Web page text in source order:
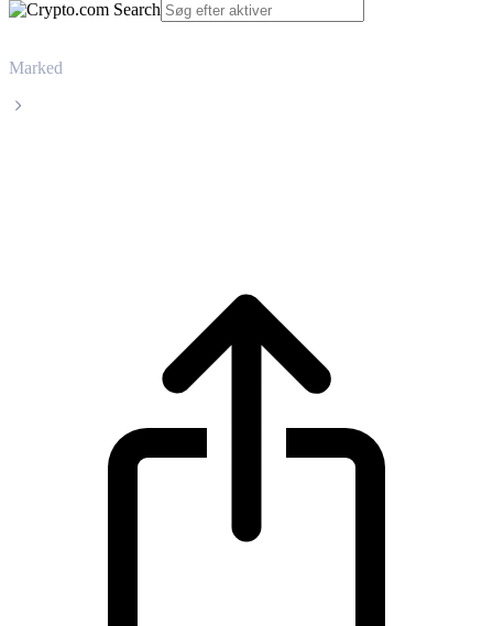
Marked